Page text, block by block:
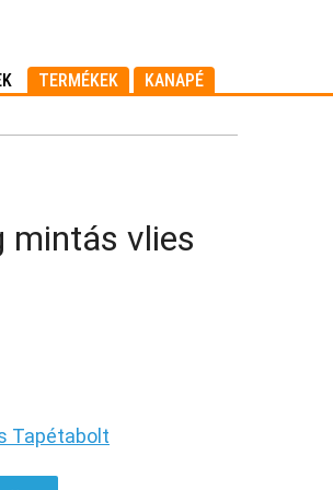
TERMÉKEK KANAPÉ
mintás vlies
Tapétabolt